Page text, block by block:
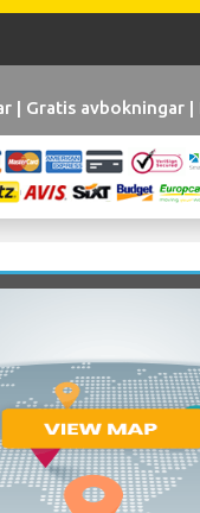
| Gratis avbokningar